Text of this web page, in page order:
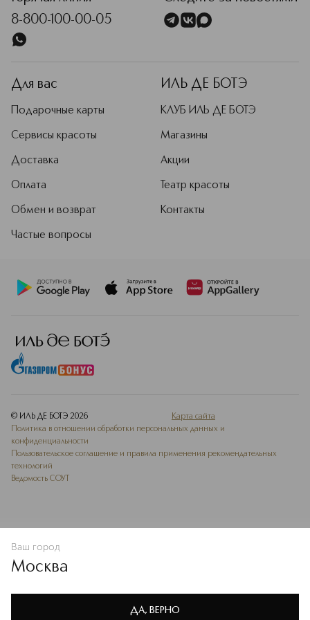
Политике конфиденциальности
В КОРЗИНУ
8-800-100-00-05
Для вас
Подарочные карты
Сервисы красоты
Доставка
Оплата
Обмен и возврат
Частые вопросы
ИЛЬ ДЕ БОТЭ
КЛУБ ИЛЬ ДЕ БОТЭ
Магазины
Акции
Театр красоты
Контакты
© ИЛЬ ДЕ БОТЭ 2026
Карта сайта
Политика в отношении обработки персональных данных и
конфиденциальности
Пользовательское соглашение и правила применения рекомендательных
технологий
Ведомость СОУТ
Ваш город
Москва
ДА, ВЕРНО